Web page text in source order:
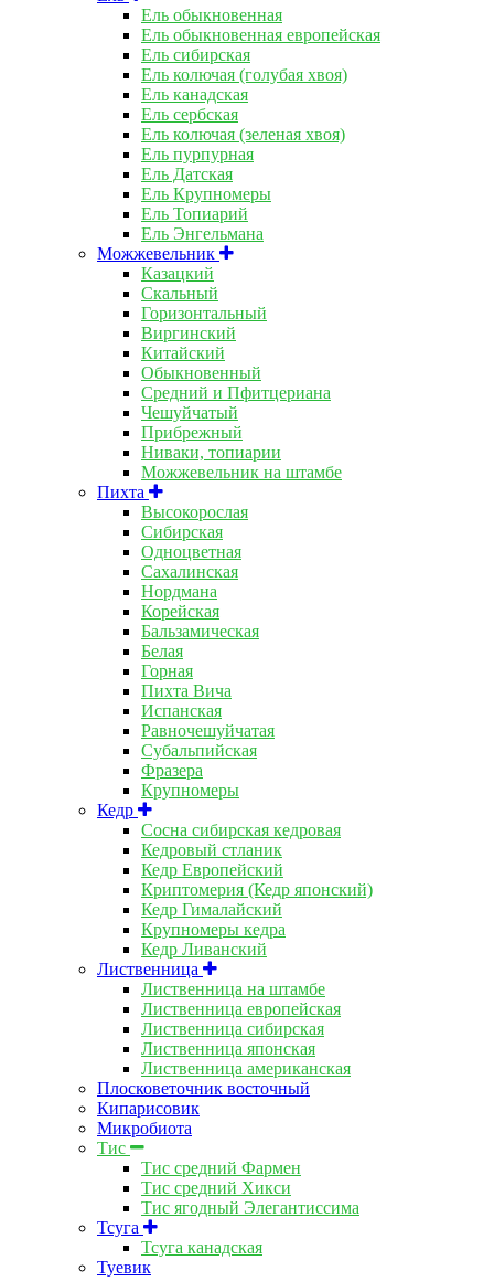
Ель обыкновенная
Ель обыкновенная европейская
Ель сибирская
Ель колючая (голубая хвоя)
Ель канадская
Ель сербская
Ель колючая (зеленая хвоя)
Ель пурпурная
Ель Датская
Ель Крупномеры
Ель Топиарий
Ель Энгельмана
Можжевельник
Казацкий
Скальный
Горизонтальный
Виргинский
Китайский
Обыкновенный
Средний и Пфитцериана
Чешуйчатый
Прибрежный
Ниваки, топиарии
Можжевельник на штамбе
Пихта
Высокорослая
Сибирская
Одноцветная
Сахалинская
Нордмана
Корейская
Бальзамическая
Белая
Горная
Пихта Вича
Испанская
Равночешуйчатая
Субальпийская
Фразера
Крупномеры
Кедр
Сосна сибирская кедровая
Кедровый стланик
Кедр Европейский
Криптомерия (Кедр японский)
Кедр Гималайский
Крупномеры кедра
Кедр Ливанский
Лиственница
Лиственница на штамбе
Лиственница европейская
Лиственница сибирская
Лиственница японская
Лиственница американская
Плосковеточник восточный
Кипарисовик
Микробиота
Тис
Тис средний Фармен
Тис средний Хикси
Тис ягодный Элегантиссима
Тсуга
Тсуга канадская
Туевик